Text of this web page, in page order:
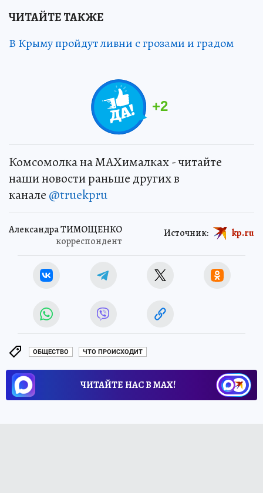
ЧИТАЙТЕ ТАКЖЕ
В Крыму пройдут ливни с грозами и градом
+2
Комсомолка на MAXималках - читайте
наши новости раньше других в
канале @truekpru
Александра ТИМОЩЕНКО
корреспондент
Источник: kp.ru
ОБЩЕСТВО ЧТО ПРОИСХОДИТ
ЧИТАЙТЕ НАС В МАХ!